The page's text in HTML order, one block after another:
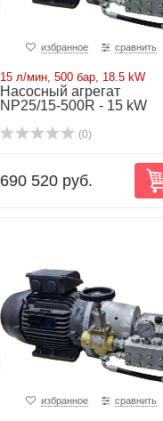
избранное сравнить
15 л/мин, 500 бар, 18.5 kW
Насосный агрегат
NP25/15-500R - 15 kW
(0)
690 520 руб.
избранное сравнить